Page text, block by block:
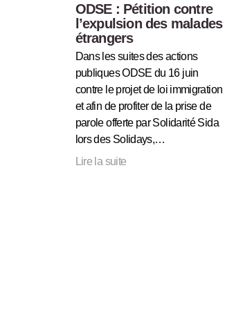
ODSE : Pétition contre
l’expulsion des malades
étrangers
Dans les suites des actions
publiques ODSE du 16 juin
contre le projet de loi immigration
et afin de profiter de la prise de
parole offerte par Solidarité Sida
lors des Solidays,…
Lire la suite